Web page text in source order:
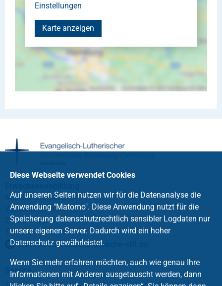
Einstellungen
Karte anzeigen
Mareike Brombacher
Wassermühlenstr. 12
24376 Kappeln
Tel. +49 4642 9111-17
mareike.brombacher@kirche-slfl
Service
Impressum
Diese Webseite verwendet Cookies
Auf unseren Seiten nutzen wir für die Datenanalyse die
Anwendung "Matomo". Diese Anwendung nutzt für die
Speicherung datenschutzrechtlich sensibler Logdaten nur
unsere eigenen Server. Dadurch wird ein hoher
Datenschutz gewährleistet.
Wenn Sie mehr erfahren möchten, auch wie genau Ihre
Informationen mit Anderen ausgetauscht werden, dann